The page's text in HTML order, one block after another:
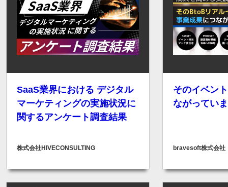
SaaS業界における デジタル
マーケティングの実施状況に
関するアンケート調査結果
株式会社HIVECONSULTING
そのイベン
ながってい
bravesoft株式会社